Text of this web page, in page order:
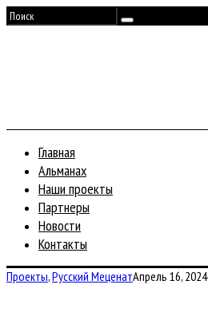
Главная
Альманах
Наши проекты
Партнеры
Новости
Контакты
Проекты,Русский МеценатАпрель 16, 2024